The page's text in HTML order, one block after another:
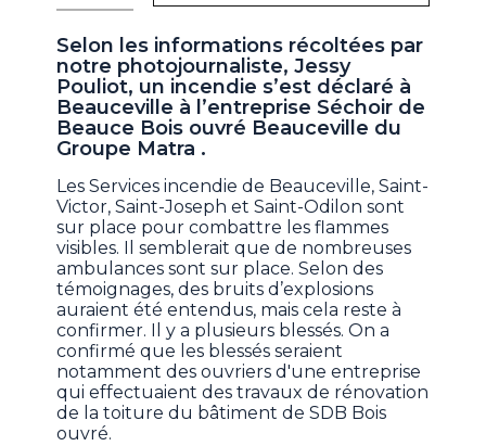
Selon les informations récoltées par
notre photojournaliste, Jessy
Pouliot, un incendie s’est déclaré à
Beauceville à l’entreprise Séchoir de
Beauce Bois ouvré Beauceville du
Groupe Matra .
Les Services incendie de Beauceville, Saint-
Victor, Saint-Joseph et Saint-Odilon sont
sur place pour combattre les flammes
visibles. Il semblerait que de nombreuses
ambulances sont sur place. Selon des
témoignages, des bruits d’explosions
auraient été entendus, mais cela reste à
confirmer. Il y a plusieurs blessés. On a
confirmé que les blessés seraient
notamment des ouvriers d'une entreprise
qui effectuaient des travaux de rénovation
de la toiture du bâtiment de SDB Bois
ouvré.